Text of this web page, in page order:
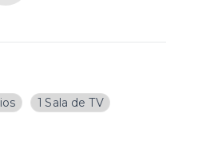
1 Sala de TV